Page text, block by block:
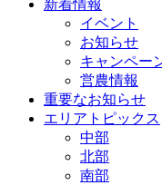
新着情報
イベント
お知らせ
キャンペー
営農情報
重要なお知らせ
エリアトピックス
中部
北部
南部